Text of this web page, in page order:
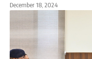
December 18, 2024